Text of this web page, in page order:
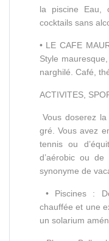
la piscine Eau,
cocktails sans
• LE CAFE
Style
narghilé. Café,
ACTIVITES,
Vous doserez
gré. Vous avez
tennis ou
d’aérobic ou
synonyme de
• Piscines :
chauffée et une
un solarium